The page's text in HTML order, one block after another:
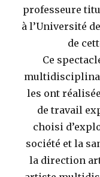
professeure
à l’Université
de
Ce
les ont
de travail
choisi
société et la
la direction